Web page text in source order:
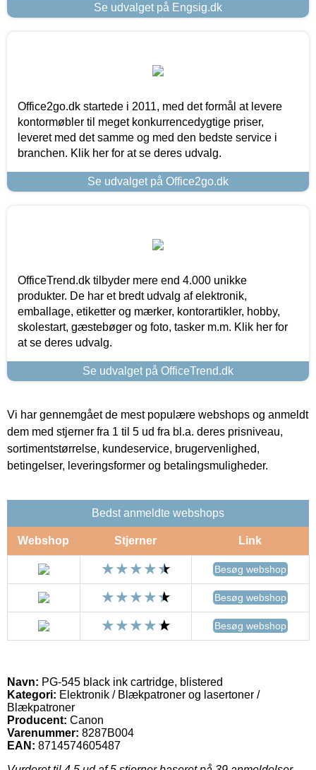
Se udvalget på Engsig.dk
Office2go.dk startede i 2011, med det formål at levere
kontormøbler til meget konkurrencedygtige priser,
leveret med det samme og med den bedste service i
branchen. Klik her for at se deres udvalg.
Se udvalget på Office2go.dk
OfficeTrend.dk tilbyder mere end 4.000 unikke
produkter. De har et bredt udvalg af elektronik,
emballage, etiketter og mærker, kontorartikler, hobby,
skolestart, gæstebøger og foto, tasker m.m. Klik her for
at se deres udvalg.
Se udvalget på OfficeTrend.dk
Vi har gennemgået de mest populære webshops og anmeldt
dem med stjerner fra 1 til 5 ud fra bl.a. deres prisniveau,
sortimentstørrelse, kundeservice, brugervenlighed,
betingelser, leveringsformer og betalingsmuligheder.
Bedst anmeldte webshops
Webshop Stjerner Link
Besøg webshop
Besøg webshop
Besøg webshop
Navn: PG-545 black ink cartridge, blistered
Kategori: Elektronik / Blækpatroner og lasertoner /
Blækpatroner
Producent: Canon
Varenummer: 8287B004
EAN: 8714574605487